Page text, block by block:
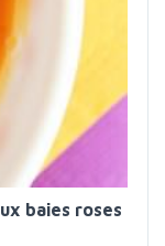
baies roses